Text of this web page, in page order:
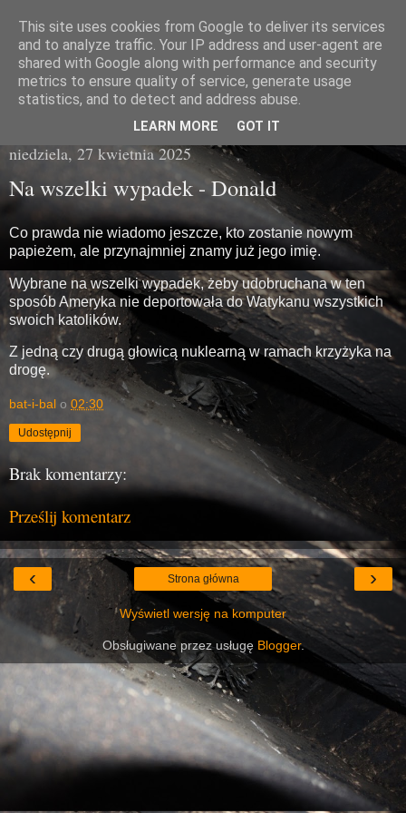
Miasto Gówna
brzydka prawda z poziomu chodnika
niedziela, 27 kwietnia 2025
Na wszelki wypadek - Donald
Co prawda nie wiadomo jeszcze, kto zostanie nowym
papieżem, ale przynajmniej znamy już jego imię.
Wybrane na wszelki wypadek, żeby udobruchana w ten
sposób Ameryka nie deportowała do Watykanu wszystkich
swoich katolików.
Z jedną czy drugą głowicą nuklearną w ramach krzyżyka na
drogę.
bat-i-bal o 02:30
Udostępnij
Brak komentarzy:
Prześlij komentarz
‹ ›
Strona główna
Wyświetl wersję na komputer
Obsługiwane przez usługę Blogger.
This site uses cookies from Google to deliver its services
and to analyze traffic. Your IP address and user-agent are
shared with Google along with performance and security
metrics to ensure quality of service, generate usage
statistics, and to detect and address abuse.
LEARN MORE GOT IT